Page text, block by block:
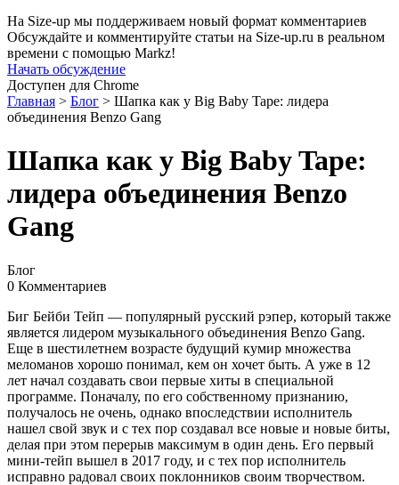
На Size-up мы поддерживаем новый формат комментариев
Обсуждайте и комментируйте статьи на Size-up.ru в реальном
времени с помощью Markz!
Начать обсуждение
Доступен для Chrome
Главная > Блог > Шапка как у Big Baby Tape: лидера
объединения Benzo Gang
Шапка как у Big Baby Tape:
лидера объединения Benzo
Gang
Блог
0 Комментариев
Биг Бейби Тейп — популярный русский рэпер, который также
является лидером музыкального объединения Benzo Gang.
Еще в шестилетнем возрасте будущий кумир множества
меломанов хорошо понимал, кем он хочет быть. А уже в 12
лет начал создавать свои первые хиты в специальной
программе. Поначалу, по его собственному признанию,
получалось не очень, однако впоследствии исполнитель
нашел свой звук и с тех пор создавал все новые и новые биты,
делая при этом перерыв максимум в один день. Его первый
мини-тейп вышел в 2017 году, и с тех пор исполнитель
исправно радовал своих поклонников своим творчеством.